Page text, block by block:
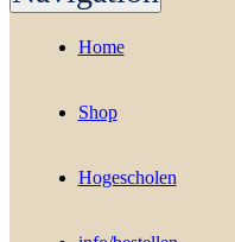
Home
Shop
Hogescholen